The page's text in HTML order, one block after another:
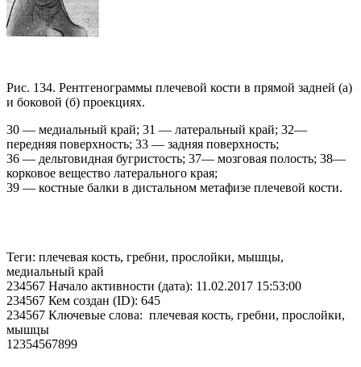
Рис. 134. Рентгенограммы плечевой кости в прямой задней (а)
и боковой (б) проекциях.
30 — медиальный край; 31 — латеральный край; 32—
передняя поверхность; 33 — задняя поверхность;
36 — дельтовидная бугристость; 37— мозговая полость; 38—
корковое вещество латерального края;
39 — костные балки в дистальном метафизе плечевой кости.
Теги: плечевая кость, гребни, прослойки, мышцы,
медиальный край
234567 Начало активности (дата): 11.02.2017 15:53:00
234567 Кем создан (ID): 645
234567 Ключевые слова: плечевая кость, гребни, прослойки,
мышцы
12354567899